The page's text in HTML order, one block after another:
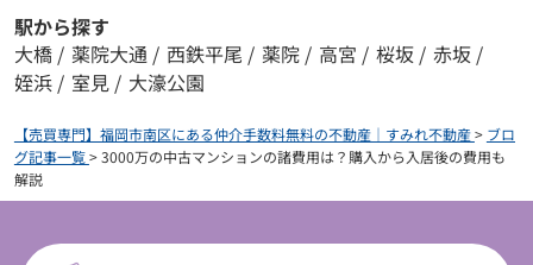
駅から探す
大橋 / 薬院大通 / 西鉄平尾 / 薬院 / 高宮 / 桜坂 / 赤坂 /
姪浜 / 室見 / 大濠公園
【売買専門】福岡市南区にある仲介手数料無料の不動産｜すみれ不動産> ブロ
グ記事一覧>3000万の中古マンションの諸費用は？購入から入居後の費用も
解説